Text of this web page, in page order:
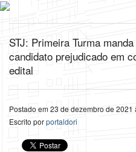
STJ: Primeira Turma
candidato prejudicado em
edital
Postado em 23 de dezembro de 2021
Escrito porportaldori